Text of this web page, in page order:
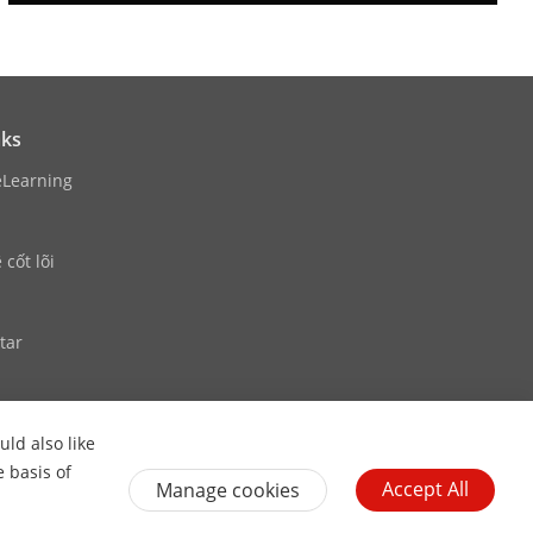
also like
basis of
Manage cookies Accept All
cốt lõi
Contact Us Subscribe Newsletter